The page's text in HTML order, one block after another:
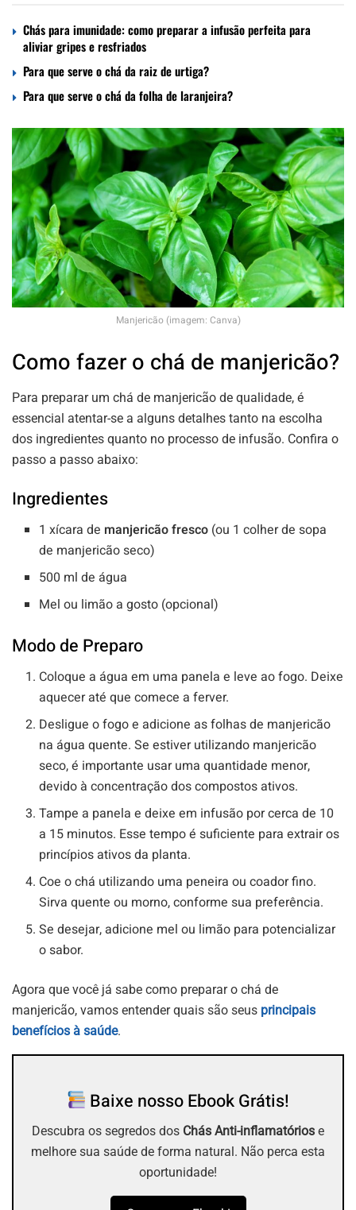
Chás para imunidade: como preparar a infusão perfeita para
aliviar gripes e resfriados
Para que serve o chá da raiz de urtiga?
Para que serve o chá da folha de laranjeira?
Manjericão (imagem: Canva)
Como fazer o chá de manjericão?
Para preparar um chá de manjericão de qualidade, é
essencial atentar-se a alguns detalhes tanto na escolha
dos ingredientes quanto no processo de infusão. Confira o
passo a passo abaixo:
Ingredientes
1 xícara de manjericão fresco (ou 1 colher de sopa
de manjericão seco)
500 ml de água
Mel ou limão a gosto (opcional)
Modo de Preparo
Coloque a água em uma panela e leve ao fogo. Deixe
aquecer até que comece a ferver.
Desligue o fogo e adicione as folhas de manjericão
na água quente. Se estiver utilizando manjericão
seco, é importante usar uma quantidade menor,
devido à concentração dos compostos ativos.
Tampe a panela e deixe em infusão por cerca de 10
a 15 minutos. Esse tempo é suficiente para extrair os
princípios ativos da planta.
Coe o chá utilizando uma peneira ou coador fino.
Sirva quente ou morno, conforme sua preferência.
Se desejar, adicione mel ou limão para potencializar
o sabor.
Agora que você já sabe como preparar o chá de
manjericão, vamos entender quais são seus principais
benefícios à saúde.
Baixe nosso Ebook Grátis!
Descubra os segredos dos Chás Anti-inflamatórios e
melhore sua saúde de forma natural. Não perca esta
oportunidade!